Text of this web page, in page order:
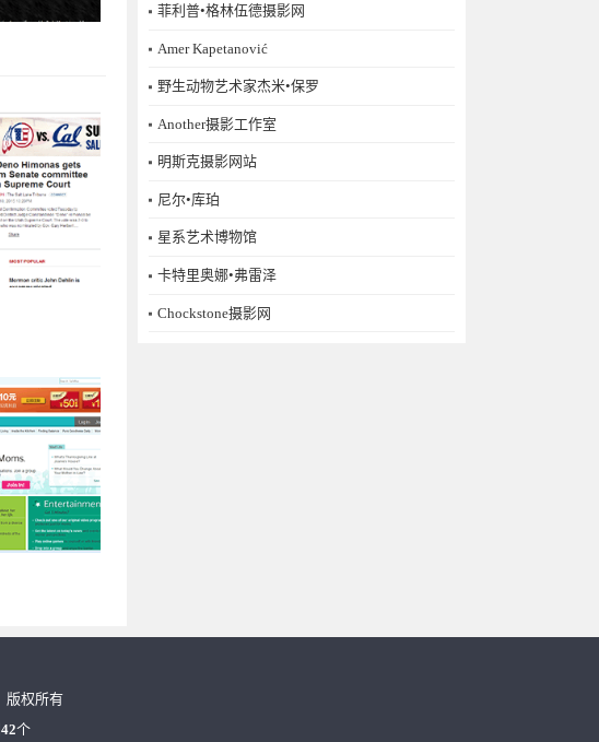
菲利普•格林伍德摄影网
Amer Kapetanović
野生动物艺术家杰米•保罗
Another摄影工作室
明斯克摄影网站
尼尔•库珀
星系艺术博物馆
卡特里奥娜•弗雷泽
Chockstone摄影网
版权所有
42个